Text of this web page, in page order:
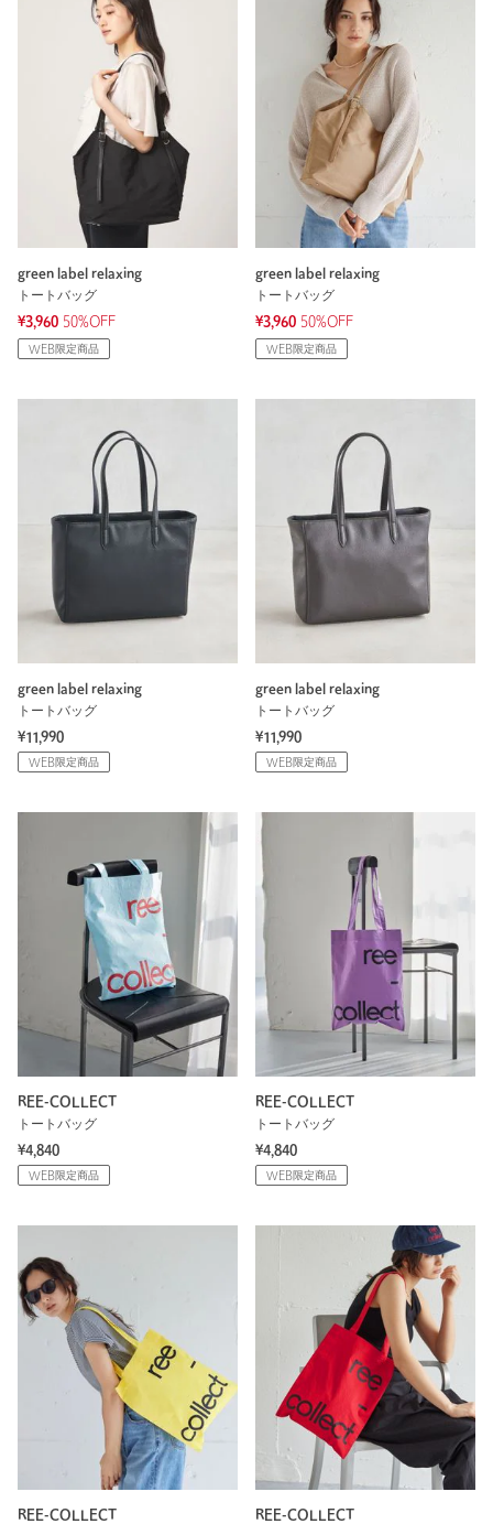
green label relaxing
トートバッグ
¥3,960 50%OFF
WEB限定商品
green label relaxing
トートバッグ
¥3,960 50%OFF
WEB限定商品
green label relaxing
トートバッグ
¥11,990
WEB限定商品
green label relaxing
トートバッグ
¥11,990
WEB限定商品
REE-COLLECT
トートバッグ
¥4,840
WEB限定商品
REE-COLLECT
トートバッグ
¥4,840
WEB限定商品
REE-COLLECT
REE-COLLECT